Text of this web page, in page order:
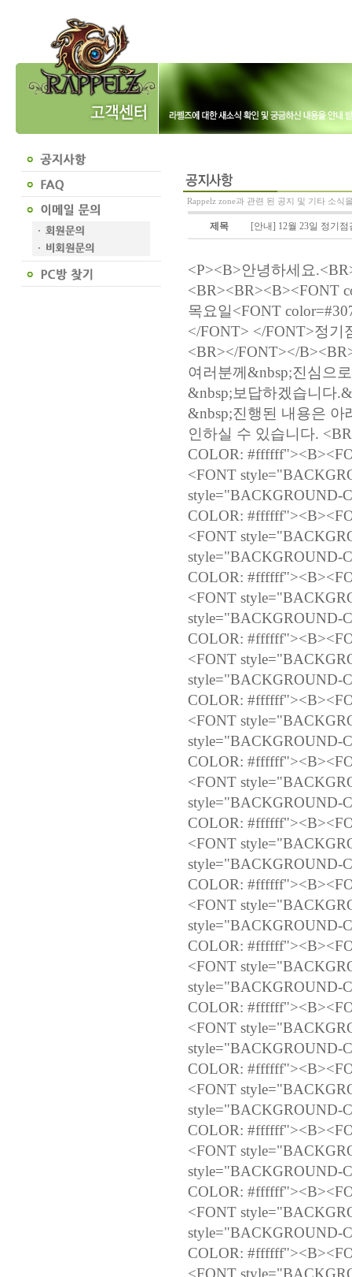
Rappelz zone과 관련 된 공지 및 기타 소식
제목 [안내] 12월 23일 정기
<P><B>안녕하세요.<BR>함께하는 사람들, 라펠즈 운영팀 입니다. </B><BR><BR><BR><B><FONT color=#307f00 size=3>『 매주 <FONT color=#f10b00>목요일<FONT color=#307f00>에</FONT> <FONT color=#307f00>진행되는</FONT> </FONT>정기점검을 마치고 서버를 정상 오픈하였습니다.&nbsp;』<BR></FONT></B><BR><BR>긴 시간 동안 항상 지켜봐 주시고 기다려 주신 여러분께&nbsp;진심으로 감사 드리며,&nbsp;<BR>보다 나은 발전과 서비스로&nbsp;보답하겠습니다.&nbsp; <BR><BR>금일 서버 정기점검 시간 동안&nbsp;진행된 내용은 아래 바로가기를 통해 <BR>상세한 업데이트 내용을 확인하실 수 있습니다. <BR><BR><BR><B><FONT style="BACKGROUND-COLOR: #ffffff"><B><FONT style="BACKGROUND-COLOR: #ffffff"><B><FONT style="BACKGROUND-COLOR: #ffffff"><B><FONT style="BACKGROUND-COLOR: #ffffff"><B><FONT style="BACKGROUND-COLOR: #ffffff"><B><FONT style="BACKGROUND-COLOR: #ffffff"><B><FONT style="BACKGROUND-COLOR: #ffffff"><B><FONT style="BACKGROUND-COLOR: #ffffff"><B><FONT style="BACKGROUND-COLOR: #ffffff"><B><FONT style="BACKGROUND-COLOR: #ffffff"><B><FONT style="BACKGROUND-COLOR: #ffffff"><B><FONT style="BACKGROUND-COLOR: #ffffff"><B><FONT style="BACKGROUND-COLOR: #ffffff"><B><FONT style="BACKGROUND-COLOR: #ffffff"><B><FONT style="BACKGROUND-COLOR: #ffffff"><B><FONT style="BACKGROUND-COLOR: #ffffff"><B><FONT style="BACKGROUND-COLOR: #ffffff"><B><FONT style="BACKGROUND-COLOR: #ffffff"><B><FONT style="BACKGROUND-COLOR: #ffffff"><B><FONT style="BACKGROUND-COLOR: #ffffff"><B><FONT style="BACKGROUND-COLOR: #ffffff"><B><FONT style="BACKGROUND-COLOR: #ffffff"><B><FONT style="BACKGROUND-COLOR: #ffffff"><B><FONT style="BACKGROUND-COLOR: #ffffff"><B><FONT style="BACKGROUND-COLOR: #ffffff"><B><FONT style="BACKGROUND-COLOR: #ffffff"><B><FONT style="BACKGROUND-COLOR: #ffffff"><B><FONT style="BACKGROUND-COLOR: #ffffff"><B><FONT style="BACKGROUND-COLOR: #ffffff"><B><FONT style="BACKGROUND-COLOR: #ffffff"><B><FONT style="BACKGROUND-COLOR: #ffffff"><B><FONT style="BACKGROUND-COLOR: #ffffff"><B><FONT style="BACKGROUND-COLOR: #ffffff"><B><FONT style="BACKGROUND-COLOR: #ffffff"><B><FONT style="BACKGROUND-COLOR: #ffffff"><B><FONT style="BACKGROUND-COLOR: #ffffff"><B><FONT style="BACKGROUND-COLOR: #ffffff"><B><FONT style="BACKGROUND-COLOR: #ffffff"><B><FONT style="BACKGROUND-COLOR: #ffffff"><B><FONT style="BACKGROUND-COLOR: #ffffff"><B><FONT style="BACKGROUND-COLOR: #ffffff"><B><FONT style="BACKGROUND-COLOR: #ffffff"><B><FONT style="BACKGROUND-COLOR: #ffffff"><B><FONT style="BACKGROUND-COLOR: #ffffff"><B><FONT style="BACKGROUND-COLOR: #ffffff"><B><FONT style="BACKGROUND-COLOR: #ffffff"><B><FONT style="BACKGROUND-COLOR: #ffffff"><B><FONT style="BACKGROUND-COLOR: #ffffff"><B><FONT style="BACKGROUND-COLOR: #ffffff"><B><FONT style="BACKGROUND-COLOR: #ffffff"><B><FONT style="BACKGROUND-COLOR: #ffffff"><B><FONT style="BACKGROUND-COLOR: #ffffff"><B><FONT style="BACKGROUND-COLOR: #ffffff"><B><FONT style="BACKGROUND-COLOR: #ffffff"><B><FONT style="BACKGROUND-COLOR: #ffffff"><B><FONT style="BACKGROUND-COLOR: #ffffff"><B><FONT style="BACKGROUND-COLOR: #ffffff"><B><FONT style="BACKGROUND-COLOR: #ffffff"><B><FONT style="BACKGROUND-COLOR: #ffffff"><B><FONT style="BACKGROUND-COLOR: #ffffff"><B><FONT style="BACKGROUND-